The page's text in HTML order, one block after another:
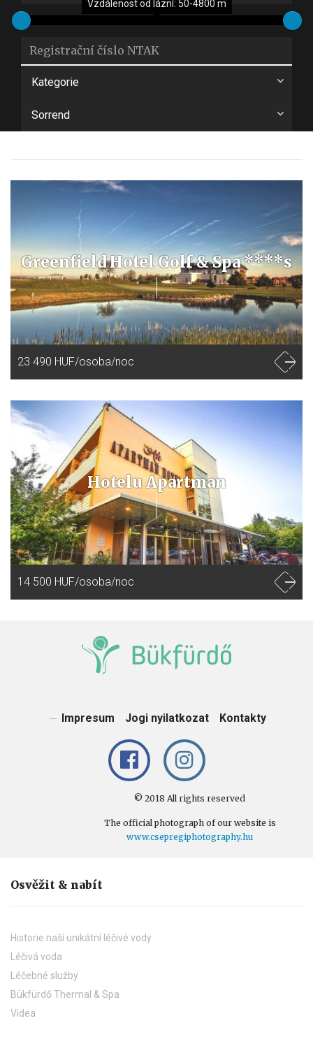
Vzdálenost od lázní: 50-4800 m
Kategorie
Sorrend
Greenfield Hotel Golf & Spa ****s
23 490 HUF/osoba/noc
Hotelu Apartman
14 500 HUF/osoba/noc
Impresum Jogi nyilatkozat Kontakty
© 2018 All rights reserved
The official photograph of our website is
www.csepregiphotography.hu
Osvěžit & nabít
Historie naší unikátní léčivé vody
Léčivá voda
Léčebné služby
Bükfürdő Thermal & Spa
Videa